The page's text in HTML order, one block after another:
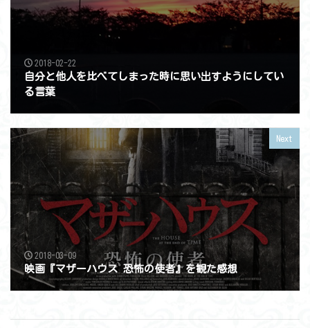
2018-02-22
自分と他人を比べてしまった時に思い出すようにしてい
る言葉
Next
2018-03-09
映画『マザーハウス 恐怖の使者』を観た感想